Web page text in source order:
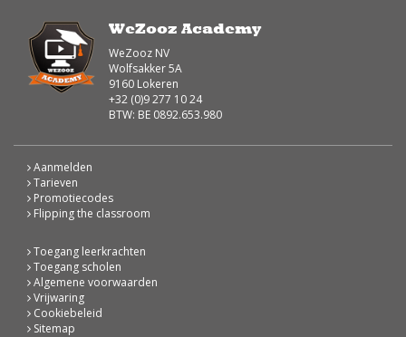
WeZooz Academy
WeZooz NV
Wolfsakker 5A
9160 Lokeren
+32 (0)9 277 10 24
BTW: BE 0892.653.980
Aanmelden
Tarieven
Promotiecodes
Flipping the classroom
Toegang leerkrachten
Toegang scholen
Algemene voorwaarden
Vrijwaring
Cookiebeleid
Sitemap